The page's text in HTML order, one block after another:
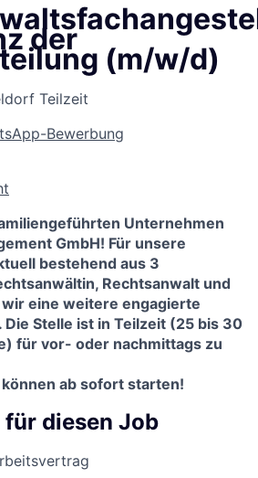
der
(m/w/d)
Teilzeit
Bewerbung
Unternehmen
GmbH! Für unsere
bestehend aus 3
Rechtsanwalt und
eine weitere engagierte
Stelle ist in Teilzeit (25 bis 30
für vor- oder nachmittags zu
ab sofort starten!
für diesen Job